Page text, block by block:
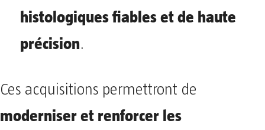
histologiques fiables et de haute
précision.
Ces acquisitions permettront de
moderniser et renforcer les